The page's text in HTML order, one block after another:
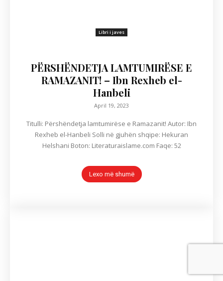
Libri i javes
PËRSHËNDETJA LAMTUMIRËSE E
RAMAZANIT! – Ibn Rexheb el-
Hanbeli
April 19, 2023
Titulli: Përshëndetja lamtumirëse e Ramazanit! Autor: Ibn
Rexheb el-Hanbeli Solli në gjuhën shqipe: Hekuran
Helshani Boton: Literaturaislame.com Faqe: 52
Lexo më shumë